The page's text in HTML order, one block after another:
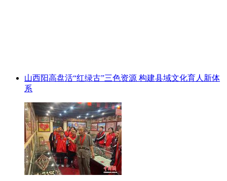
山西阳高盘活“红绿古”三色资源 构建县域文化育人新体
系